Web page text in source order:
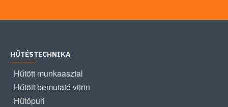
HŰTÉSTECHNIKA
Hűtött munkaasztal
Hűtött bemutató vitrin
Hűtőpult